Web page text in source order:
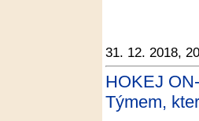
31. 12. 2018,
HOKEJ
Týmem,